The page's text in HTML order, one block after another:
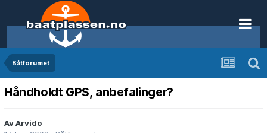
Båtforumet
Håndholdt GPS, anbefalinger?
Av Arvido